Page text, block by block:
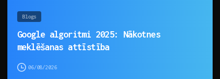
Blogs
Google algoritmi 2025: Nākotnes
meklēšanas attīstība
06/08/2026